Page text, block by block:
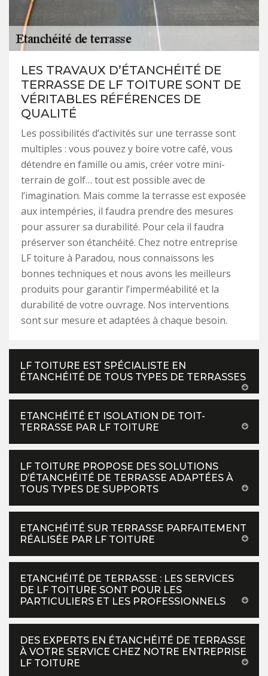
LES TRAVAUX D’ÉTANCHÉITÉ DE
TERRASSE DE LF TOITURE SONT DE
VÉRITABLES RÉFÉRENCES DE
QUALITÉ
Les possibilités d’activités sur une terrasse sont
multiples : vous pouvez y boire votre café, vous
détendre en famille ou amis, créer votre mini-
terrain de golf… tout est possible avec de
l’imagination. Mais comme la terrasse est exposée
aux intempéries, il faudra prendre des mesures
pour assurer sa durabilité. Pour cela il faudra
préserver son étanchéité. Chez notre entreprise
LF toiture à Paradou, nous connaissons les
bonnes techniques et nous avons les meilleurs
produits pour garantir l’imperméabilité et la
durabilité de votre ouvrage. Nos interventions
sont sur mesure et adaptées à chaque besoin.
LF TOITURE EST SPÉCIALISTE EN
ÉTANCHÉITÉ DE TOUS TYPES DE TERRASSES
ETANCHÉITÉ ET ISOLATION DE TOIT-
TERRASSE PAR LF TOITURE
LF TOITURE PROPOSE DES SOLUTIONS
D’ÉTANCHÉITÉ DE TERRASSE ADAPTÉES À
TOUS TYPES DE SUPPORTS
ETANCHÉITÉ SUR TERRASSE PARFAITEMENT
RÉALISÉE PAR LF TOITURE
ETANCHÉITÉ DE TERRASSE : LES SERVICES
DE LF TOITURE SONT POUR LES
PARTICULIERS ET LES PROFESSIONNELS
DES EXPERTS EN ÉTANCHÉITÉ DE TERRASSE
À VOTRE SERVICE CHEZ NOTRE ENTREPRISE
LF TOITURE